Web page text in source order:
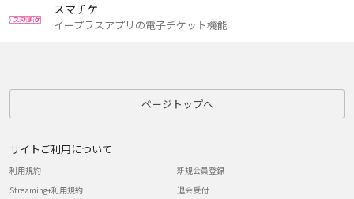
スマチケ
イープラスアプリの電子チケット機能
ページトップへ
サイトご利用について
利用規約
Streaming+利用規約
新規会員登録
退会受付